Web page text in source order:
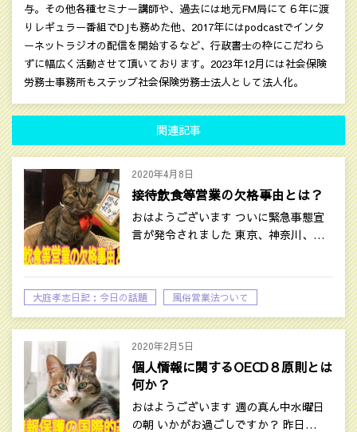
与。その他各種セミナー講師や、過去には地元FM局にて６年に渡
りレギュラー番組でDJも務めた他、2017年にはpodcastでインタ
ーネットラジオの配信を開始するなど、行政書士の枠にこだわら
ずに幅広く活動させて頂いております。2023年12月には社会保険
労務士事務所もステップ社会保険労務士法人として法人化。
関連記事
2020年4月8日
接待飲食等営業の欠格事由とは？
おはようございます ついに緊急事態宣
言が発令されました 東京、神奈川、…
大庭孝志日記：今日の話題 風俗営業法ついて
2020年2月5日
個人情報に関するOECD８原則とは
何か？
おはようございます 週の真ん中水曜日
の朝 いかがお過ごしですか？ 昨日…